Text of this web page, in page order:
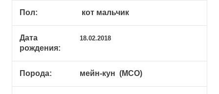
Пол: кот мальчик
Дата
рождения:
18.02.2018
Порода: мейн-кун (МСО)